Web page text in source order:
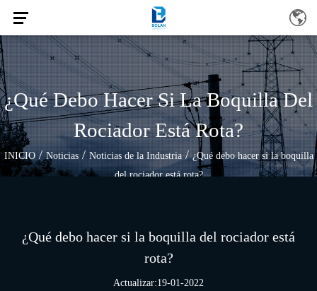
¿Qué Debo Hacer Si La Boquilla Del
Rociador Está Rota?
INICIO/Noticias/ Noticias de la Industria/¿Qué debo hacer si la boquilla
del rociador está rota?
¿Qué debo hacer si la boquilla del rociador está
rota?
Actualizar:19-01-2022